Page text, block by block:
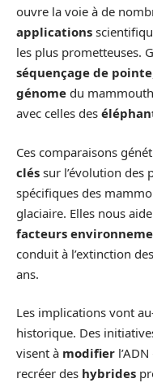
ouvre la voie à de
applications
les plus prometteuses.
séquençage de pointe
génome du
avec celles des
Ces comparaisons
clés sur l’évolution des
spécifiques des
glaciaire. Elles nous
facteurs
conduit à l’extinction
ans.
Les implications vont
historique. Des
visent à modifier
recréer des hybrides